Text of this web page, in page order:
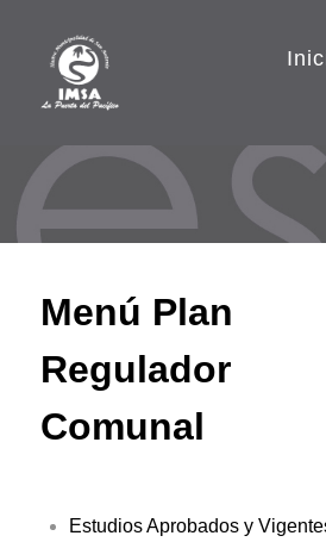
Menú Plan
Regulador
Comunal
Estudios Aprobados y